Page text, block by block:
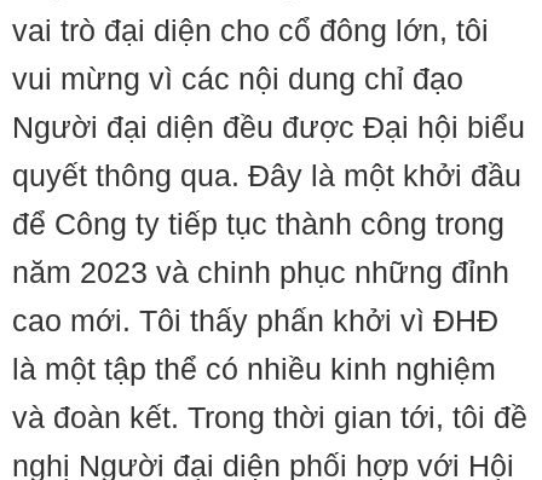
vai trò đại diện cho cổ đông lớn, tôi
vui mừng vì các nội dung chỉ đạo
Người đại diện đều được Đại hội biểu
quyết thông qua. Đây là một khởi đầu
để Công ty tiếp tục thành công trong
năm 2023 và chinh phục những đỉnh
cao mới. Tôi thấy phấn khởi vì ĐHĐ
là một tập thể có nhiều kinh nghiệm
và đoàn kết. Trong thời gian tới, tôi đề
nghị Người đại diện phối hợp với Hội